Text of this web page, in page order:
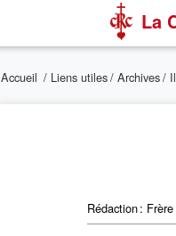
La
Accueil / Liens utiles/ Archives/
Rédaction :